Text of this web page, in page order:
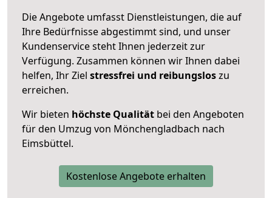
Die Angebote umfasst Dienstleistungen, die auf
Ihre Bedürfnisse abgestimmt sind, und unser
Kundenservice steht Ihnen jederzeit zur
Verfügung. Zusammen können wir Ihnen dabei
helfen, Ihr Ziel stressfrei und reibungsloszu
erreichen.
Wir bieten höchste Qualität bei den Angeboten
für den Umzug von Mönchengladbach nach
Eimsbüttel.
Kostenlose Angebote erhalten